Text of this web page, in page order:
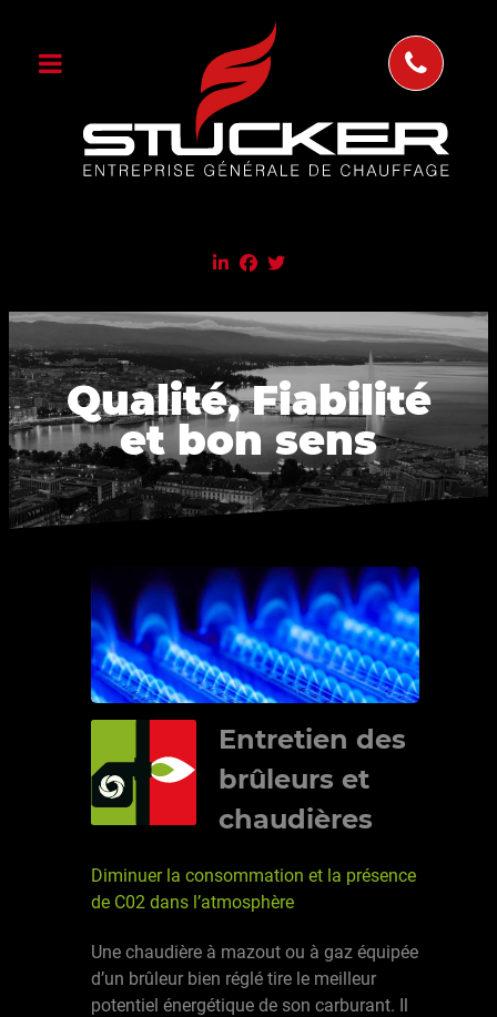
Qualité, Fiabilité
et bon sens
Entretien des
brûleurs et
chaudières
Diminuer la consommation et la présence
de C02 dans l’atmosphère
Une chaudière à mazout ou à gaz équipée
d’un brûleur bien réglé tire le meilleur
potentiel énergétique de son carburant. Il